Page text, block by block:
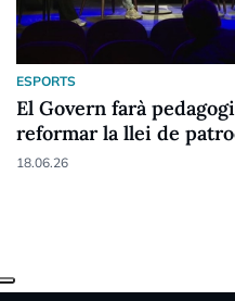
ESPORTS
El Govern farà
reformar la llei de
18.06.26